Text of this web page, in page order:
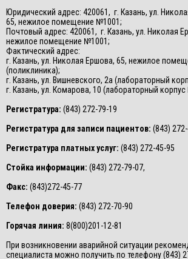
Юридический адрес: 420061, г. Казань, ул.
65, нежилое помещение №1001;
Почтовый адрес: 420061, г. Казань, ул. Николая
нежилое помещение №1001;
Фактический адрес:
г. Казань, ул. Николая Ершова, 65, нежилое
(поликлиника);
г. Казань, ул. Вишневского, 2а (лабораторный
г. Казань, ул. Комарова, 10 (лабораторный
Регистратура: (843) 272-79-19
Регистратура для записи пациентов: (843)
Регистратура платных услуг: (843) 272-45-95
Стойка информации: (843) 272-79-07,
Факс: (843)272-45-77
Телефон доверия: (843) 272-70-90
Горячая линия: 8(800)201-12-81
При возникновении аварийной ситуации
специалиста можно получить по телефону (843)